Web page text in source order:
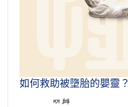
如何救助被墮胎的嬰靈？